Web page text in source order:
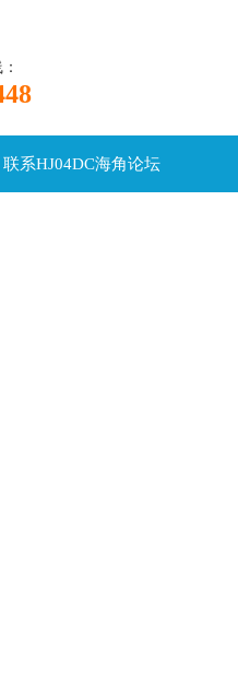
联系HJ04DC海角论坛